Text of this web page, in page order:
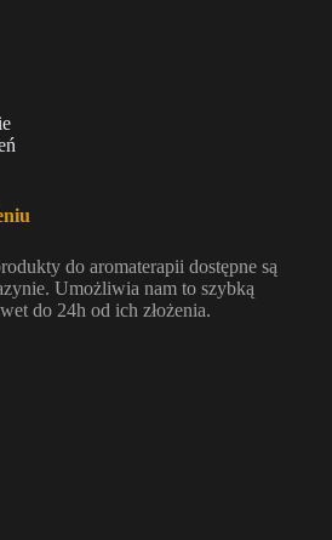
do aromaterapii dostępne są
Umożliwia nam to szybką
do 24h od ich złożenia.